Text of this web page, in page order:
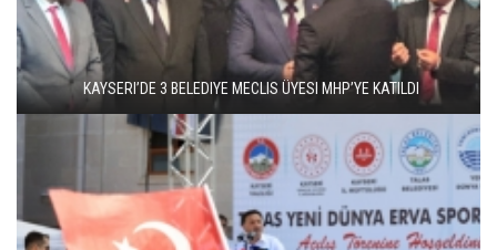
KAYSERI’DE 3 BELEDIYE MECLIS ÜYESI MHP’YE KATILDI